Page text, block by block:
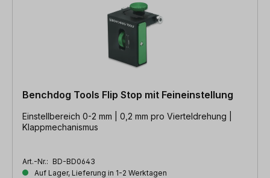
Benchdog Tools Flip Stop mit Feineinstellung
Einstellbereich 0-2 mm | 0,2 mm pro Vierteldrehung |
Klappmechanismus
Art.-Nr.: BD-BD0643
Auf Lager, Lieferung in 1-2 Werktagen